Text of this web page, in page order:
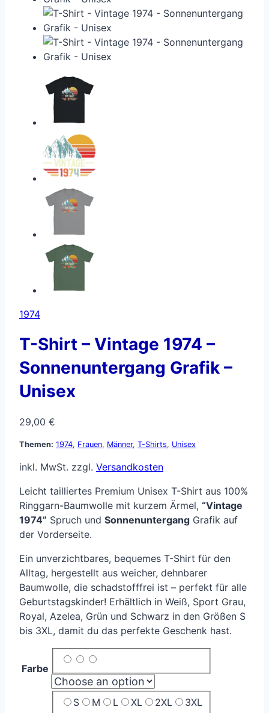
1974
T-Shirt – Vintage 1974 –
Sonnenuntergang Grafik –
Unisex
29,00 €
Themen: 1974, Frauen, Männer, T-Shirts, Unisex
inkl. MwSt. zzgl. Versandkosten
Leicht tailliertes Premium Unisex T-Shirt aus 100%
Ringgarn-Baumwolle mit kurzem Ärmel, “Vintage
1974” Spruch und Sonnenuntergang Grafik auf
der Vorderseite.
Ein unverzichtbares, bequemes T-Shirt für den
Alltag, hergestellt aus weicher, dehnbarer
Baumwolle, die schadstofffrei ist – perfekt für alle
Geburtstagskinder! Erhältlich in Weiß, Sport Grau,
Royal, Azelea, Grün und Schwarz in den Größen S
bis 3XL, damit du das perfekte Geschenk hast.
Farbe
S M L XL 2XL 3XL